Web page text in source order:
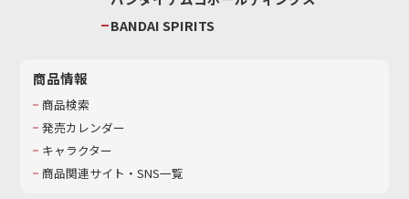
BANDAI SPIRITS
商品情報
商品検索
発売カレンダー
キャラクター
商品関連サイト・SNS一覧